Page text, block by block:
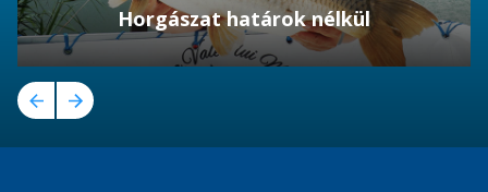
Horgászat határok nélkül